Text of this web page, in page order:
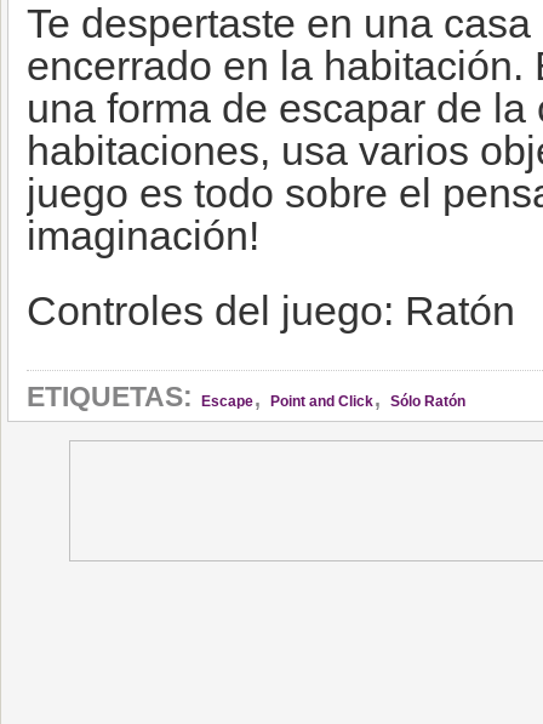
Te despertaste en una casa
encerrado en la habitación.
una forma de escapar de
habitaciones, usa varios
juego es todo sobre el
imaginación!
Controles del juego: Ratón
ETIQUETAS: Escape, Point and Click, Sólo Ratón